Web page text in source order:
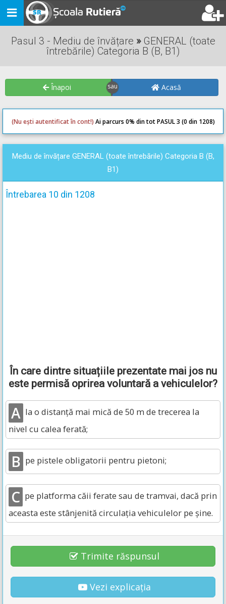
Toggle
navigation
Pasul 3 - Mediu de învățare »GENERAL (toate
întrebările) Categoria B (B, B1)
Înapoi Acasă
(Nu ești autentificat în cont!) Ai parcurs 0% din tot PASUL 3 (0 din 1208)
0
Mediu de învățare GENERAL (toate întrebările) Categoria B (B,
B1)
Întrebarea 10 din 1208
În care dintre situațiile prezentate mai jos nu
este permisă oprirea voluntară a vehiculelor?
A la o distanță mai mică de 50 m de trecerea la
nivel cu calea ferată;
B pe pistele obligatorii pentru pietoni;
C pe platforma căii ferate sau de tramvai, dacă prin
aceasta este stânjenită circulația vehiculelor pe șine.
Trimite răspunsul
Vezi explicația